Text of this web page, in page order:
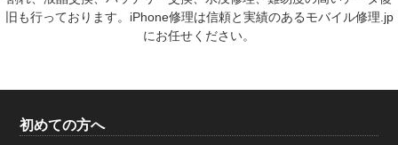
旧も行っております。iPhone修理は信頼と実績のあるモバイル修理.jp
にお任せください。
初めての方へ